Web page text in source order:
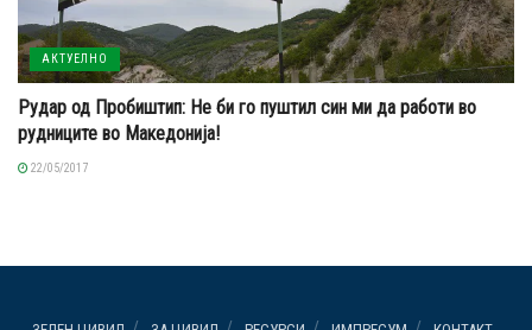
АКТУЕЛНО
Рудар од Пробиштип: Не би го пуштил син ми да работи во
рудниците во Македонија!
22/05/2017